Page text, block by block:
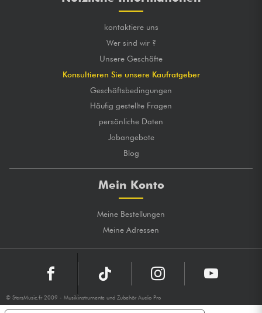
kontaktiere uns
Wer sind wir ?
Unsere Geschäfte
Konsultieren Sie unsere Kaufratgeber
Geschäftsbedingungen
Häufig gestellte Fragen
persönliche Daten
Jobangebote
Blog
Mein Konto
Meine Bestellungen
Meine Adressen
© StarsMusic.fr 2009 - Musikinstrumente und Zubehör Audio Pro